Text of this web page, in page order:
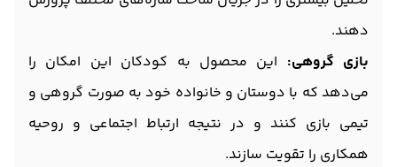
دهند.
بازی گروهی: این محصول به کودکان این امکان را
می‌دهد که با دوستان و خانواده خود به صورت گروهی و
تیمی بازی کنند و در نتیجه ارتباط اجتماعی و روحیه
همکاری را تقویت سازند.